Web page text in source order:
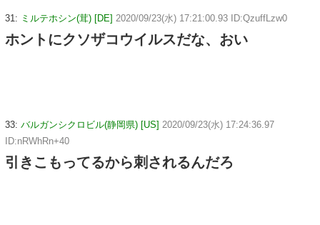
31: ミルテホシン(茸) [DE] 2020/09/23(水) 17:21:00.93 ID:QzuffLzw0
ホントにクソザコウイルスだな、おい
33: バルガンシクロビル(静岡県) [US] 2020/09/23(水) 17:24:36.97
ID:nRWhRn+40
引きこもってるから刺されるんだろ